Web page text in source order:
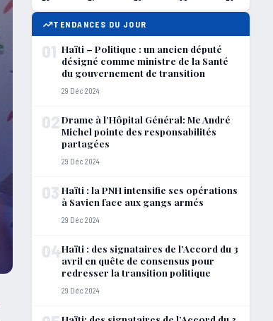
TENDANCES DU JOUR
01 Haïti – Politique : un ancien député
désigné comme ministre de la Santé
du gouvernement de transition
29 Déc 2024
02Drame à l’Hôpital Général: Me André
Michel pointe des responsabilités
partagées
29 Déc 2024
03 Haïti : la PNH intensifie ses opérations
à Savien face aux gangs armés
29 Déc 2024
04Haïti : des signataires de l’Accord du 3
avril en quête de consensus pour
redresser la transition politique
29 Déc 2024